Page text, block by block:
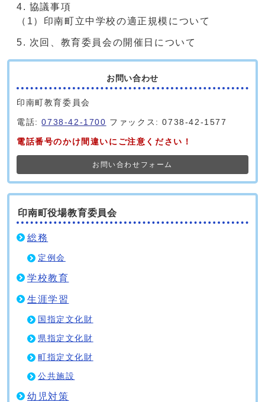
協議事項
（1）印南町立中学校の適正規模について
次回、教育委員会の開催日について
お問い合わせ
印南町教育委員会
電話:0738-42-1700 ファックス: 0738-42-1577
電話番号のかけ間違いにご注意ください！
お問い合わせフォーム
印南町役場教育委員会
総務
定例会
学校教育
生涯学習
国指定文化財
県指定文化財
町指定文化財
公共施設
幼児対策